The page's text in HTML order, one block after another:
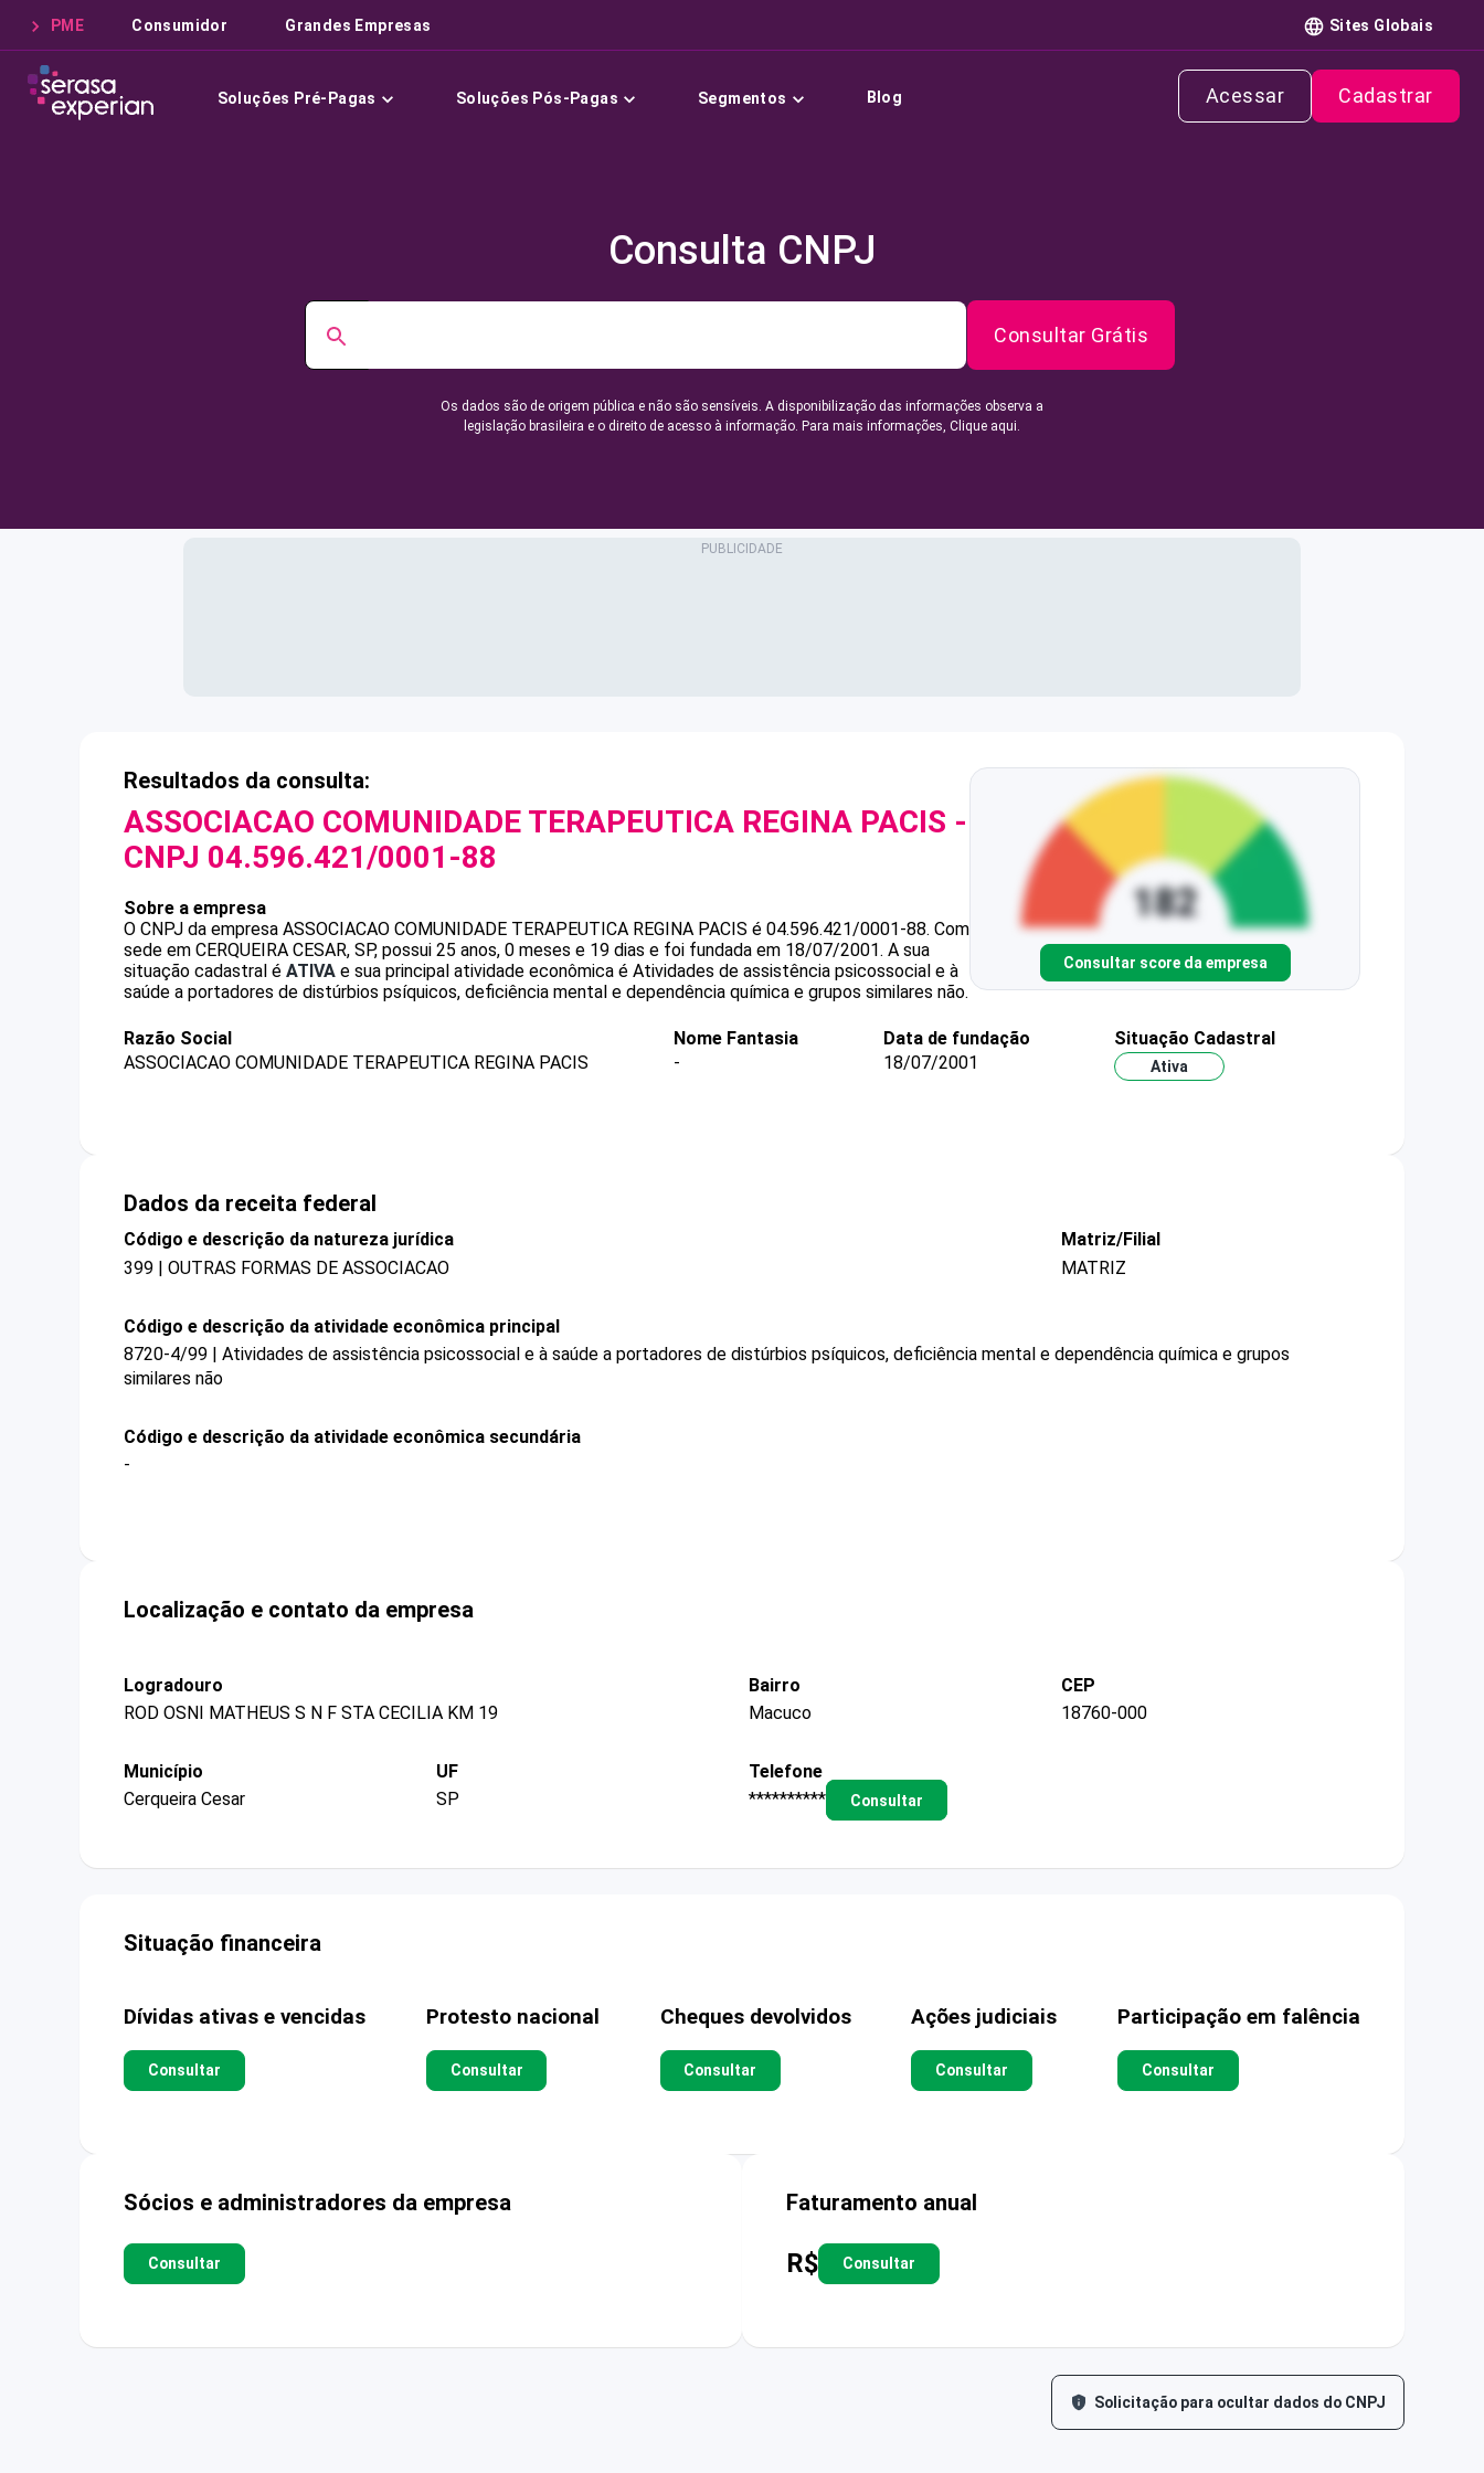
PME Consumidor Grandes Empresas Sites Globais
Soluções Pré-Pagas Soluções Pós-Pagas Segmentos Blog Acessar Cadastrar
Consulta CNPJ
Consultar Grátis
Os dados são de origem pública e não são sensíveis. A disponibilização das informações observa a
legislação brasileira e o direito de acesso à informação. Para mais informações, Clique aqui.
Resultados da consulta:
ASSOCIACAO COMUNIDADE TERAPEUTICA REGINA PACIS -
CNPJ 04.596.421/0001-88
Sobre a empresa
O CNPJ da empresa ASSOCIACAO COMUNIDADE TERAPEUTICA REGINA PACIS é 04.596.421/0001-88. Com
sede em CERQUEIRA CESAR, SP, possui 25 anos, 0 meses e 19 dias e foi fundada em 18/07/2001. A sua
situação cadastral é ATIVA e sua principal atividade econômica é Atividades de assistência psicossocial e à
saúde a portadores de distúrbios psíquicos, deficiência mental e dependência química e grupos similares não.
Consultar score da empresa
Razão Social
ASSOCIACAO COMUNIDADE TERAPEUTICA REGINA PACIS
Nome Fantasia
-
Data de fundação
18/07/2001
Situação Cadastral
Ativa
Dados da receita federal
Código e descrição da natureza jurídica
399 | OUTRAS FORMAS DE ASSOCIACAO
Matriz/Filial
MATRIZ
Código e descrição da atividade econômica principal
8720-4/99 | Atividades de assistência psicossocial e à saúde a portadores de distúrbios psíquicos, deficiência mental e dependência química e grupos
similares não
Código e descrição da atividade econômica secundária
-
Localização e contato da empresa
Logradouro
ROD OSNI MATHEUS S N F STA CECILIA KM 19
Bairro
Macuco
CEP
18760-000
Município
Cerqueira Cesar
UF
SP
Telefone
**********
Consultar
Situação financeira
Dívidas ativas e vencidas
Consultar
Protesto nacional
Consultar
Cheques devolvidos
Consultar
Ações judiciais
Consultar
Participação em falência
Consultar
Sócios e administradores da empresa
Consultar
Faturamento anual
R$ Consultar
Solicitação para ocultar dados do CNPJ